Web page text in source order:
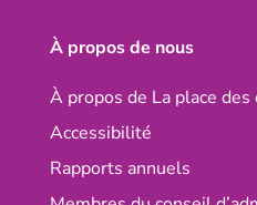
À propos de nous
À propos de La place des
Accessibilité
Rapports annuels